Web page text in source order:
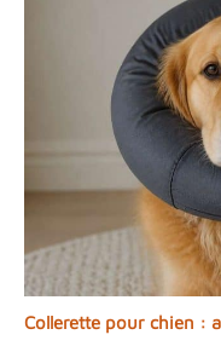
Collerette pour chien :